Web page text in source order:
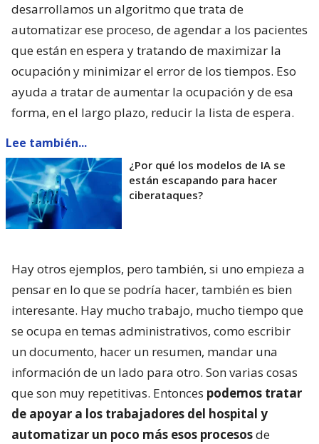
desarrollamos un algoritmo que trata de
automatizar ese proceso, de agendar a los pacientes
que están en espera y tratando de maximizar la
ocupación y minimizar el error de los tiempos. Eso
ayuda a tratar de aumentar la ocupación y de esa
forma, en el largo plazo, reducir la lista de espera.
Lee también...
¿Por qué los modelos de IA se
están escapando para hacer
ciberataques?
Hay otros ejemplos, pero también, si uno empieza a
pensar en lo que se podría hacer, también es bien
interesante. Hay mucho trabajo, mucho tiempo que
se ocupa en temas administrativos, como escribir
un documento, hacer un resumen, mandar una
información de un lado para otro. Son varias cosas
que son muy repetitivas. Entonces podemos tratar
de apoyar a los trabajadores del hospital y
automatizar un poco más esos procesosde